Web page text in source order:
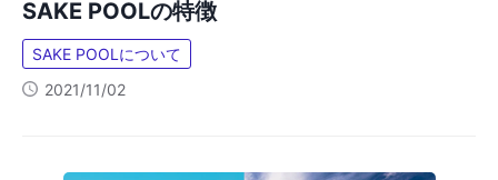
SAKE POOLの特徴
SAKE POOLについて
2021/11/02